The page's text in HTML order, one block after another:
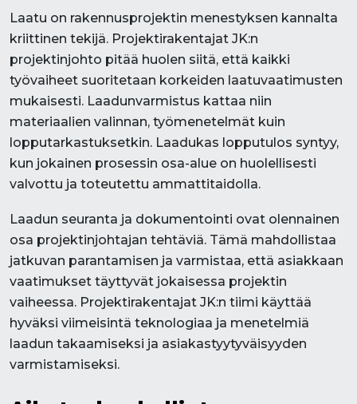
Laatu on rakennusprojektin menestyksen kannalta
kriittinen tekijä. Projektirakentajat JK:n
projektinjohto pitää huolen siitä, että kaikki
työvaiheet suoritetaan korkeiden laatuvaatimusten
mukaisesti. Laadunvarmistus kattaa niin
materiaalien valinnan, työmenetelmät kuin
lopputarkastuksetkin. Laadukas lopputulos syntyy,
kun jokainen prosessin osa-alue on huolellisesti
valvottu ja toteutettu ammattitaidolla.
Laadun seuranta ja dokumentointi ovat olennainen
osa projektinjohtajan tehtäviä. Tämä mahdollistaa
jatkuvan parantamisen ja varmistaa, että asiakkaan
vaatimukset täyttyvät jokaisessa projektin
vaiheessa. Projektirakentajat JK:n tiimi käyttää
hyväksi viimeisintä teknologiaa ja menetelmiä
laadun takaamiseksi ja asiakastyytyväisyyden
varmistamiseksi.